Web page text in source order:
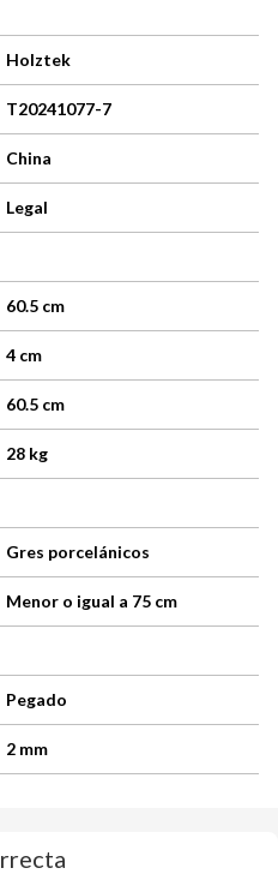
Holztek
T20241077-7
China
Legal
60.5 cm
4 cm
60.5 cm
28 kg
Gres porcelánicos
Menor o igual a 75 cm
Pegado
2 mm